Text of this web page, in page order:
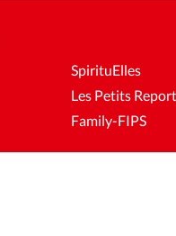
SpirituElles
Les Petits
Family-FIPS